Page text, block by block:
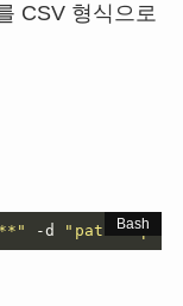
CSV 형식으로
-d